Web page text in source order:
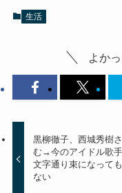
生活
よか
黒柳徹子、西城秀樹
む→今のアイドル歌
文字通り束になって
ない